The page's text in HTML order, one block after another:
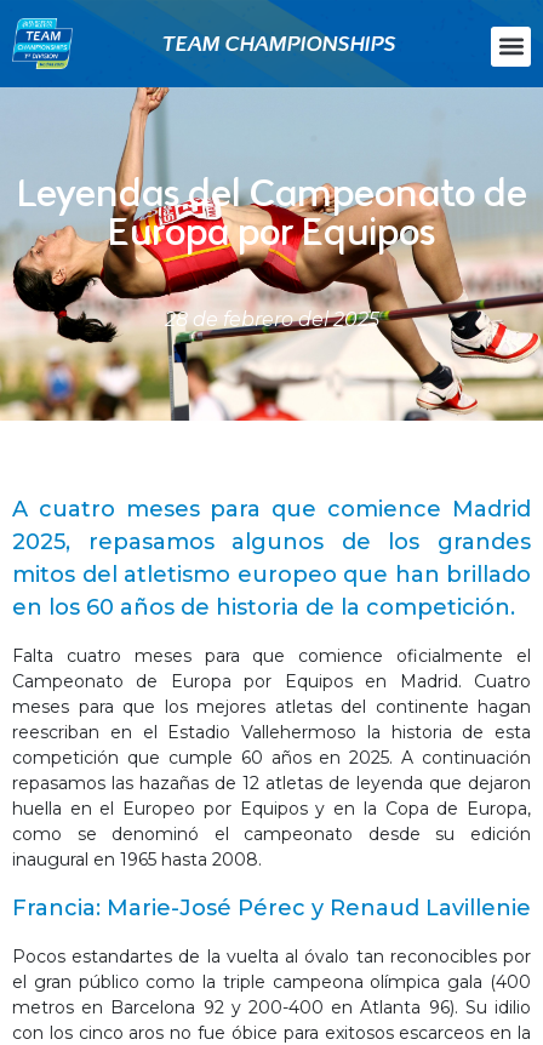
TEAM CHAMPIONSHIPS
Leyendas del Campeonato de
Europa por Equipos
28 de febrero del 2025
A cuatro meses para que comience Madrid
2025, repasamos algunos de los grandes
mitos del atletismo europeo que han brillado
en los 60 años de historia de la competición.
Falta cuatro meses para que comience oficialmente el
Campeonato de Europa por Equipos en Madrid. Cuatro
meses para que los mejores atletas del continente hagan
reescriban en el Estadio Vallehermoso la historia de esta
competición que cumple 60 años en 2025. A continuación
repasamos las hazañas de 12 atletas de leyenda que dejaron
huella en el Europeo por Equipos y en la Copa de Europa,
como se denominó el campeonato desde su edición
inaugural en 1965 hasta 2008.
Francia: Marie-José Pérec y Renaud Lavillenie
Pocos estandartes de la vuelta al óvalo tan reconocibles por
el gran público como la triple campeona olímpica gala (400
metros en Barcelona 92 y 200-400 en Atlanta 96). Su idilio
con los cinco aros no fue óbice para exitosos escarceos en la